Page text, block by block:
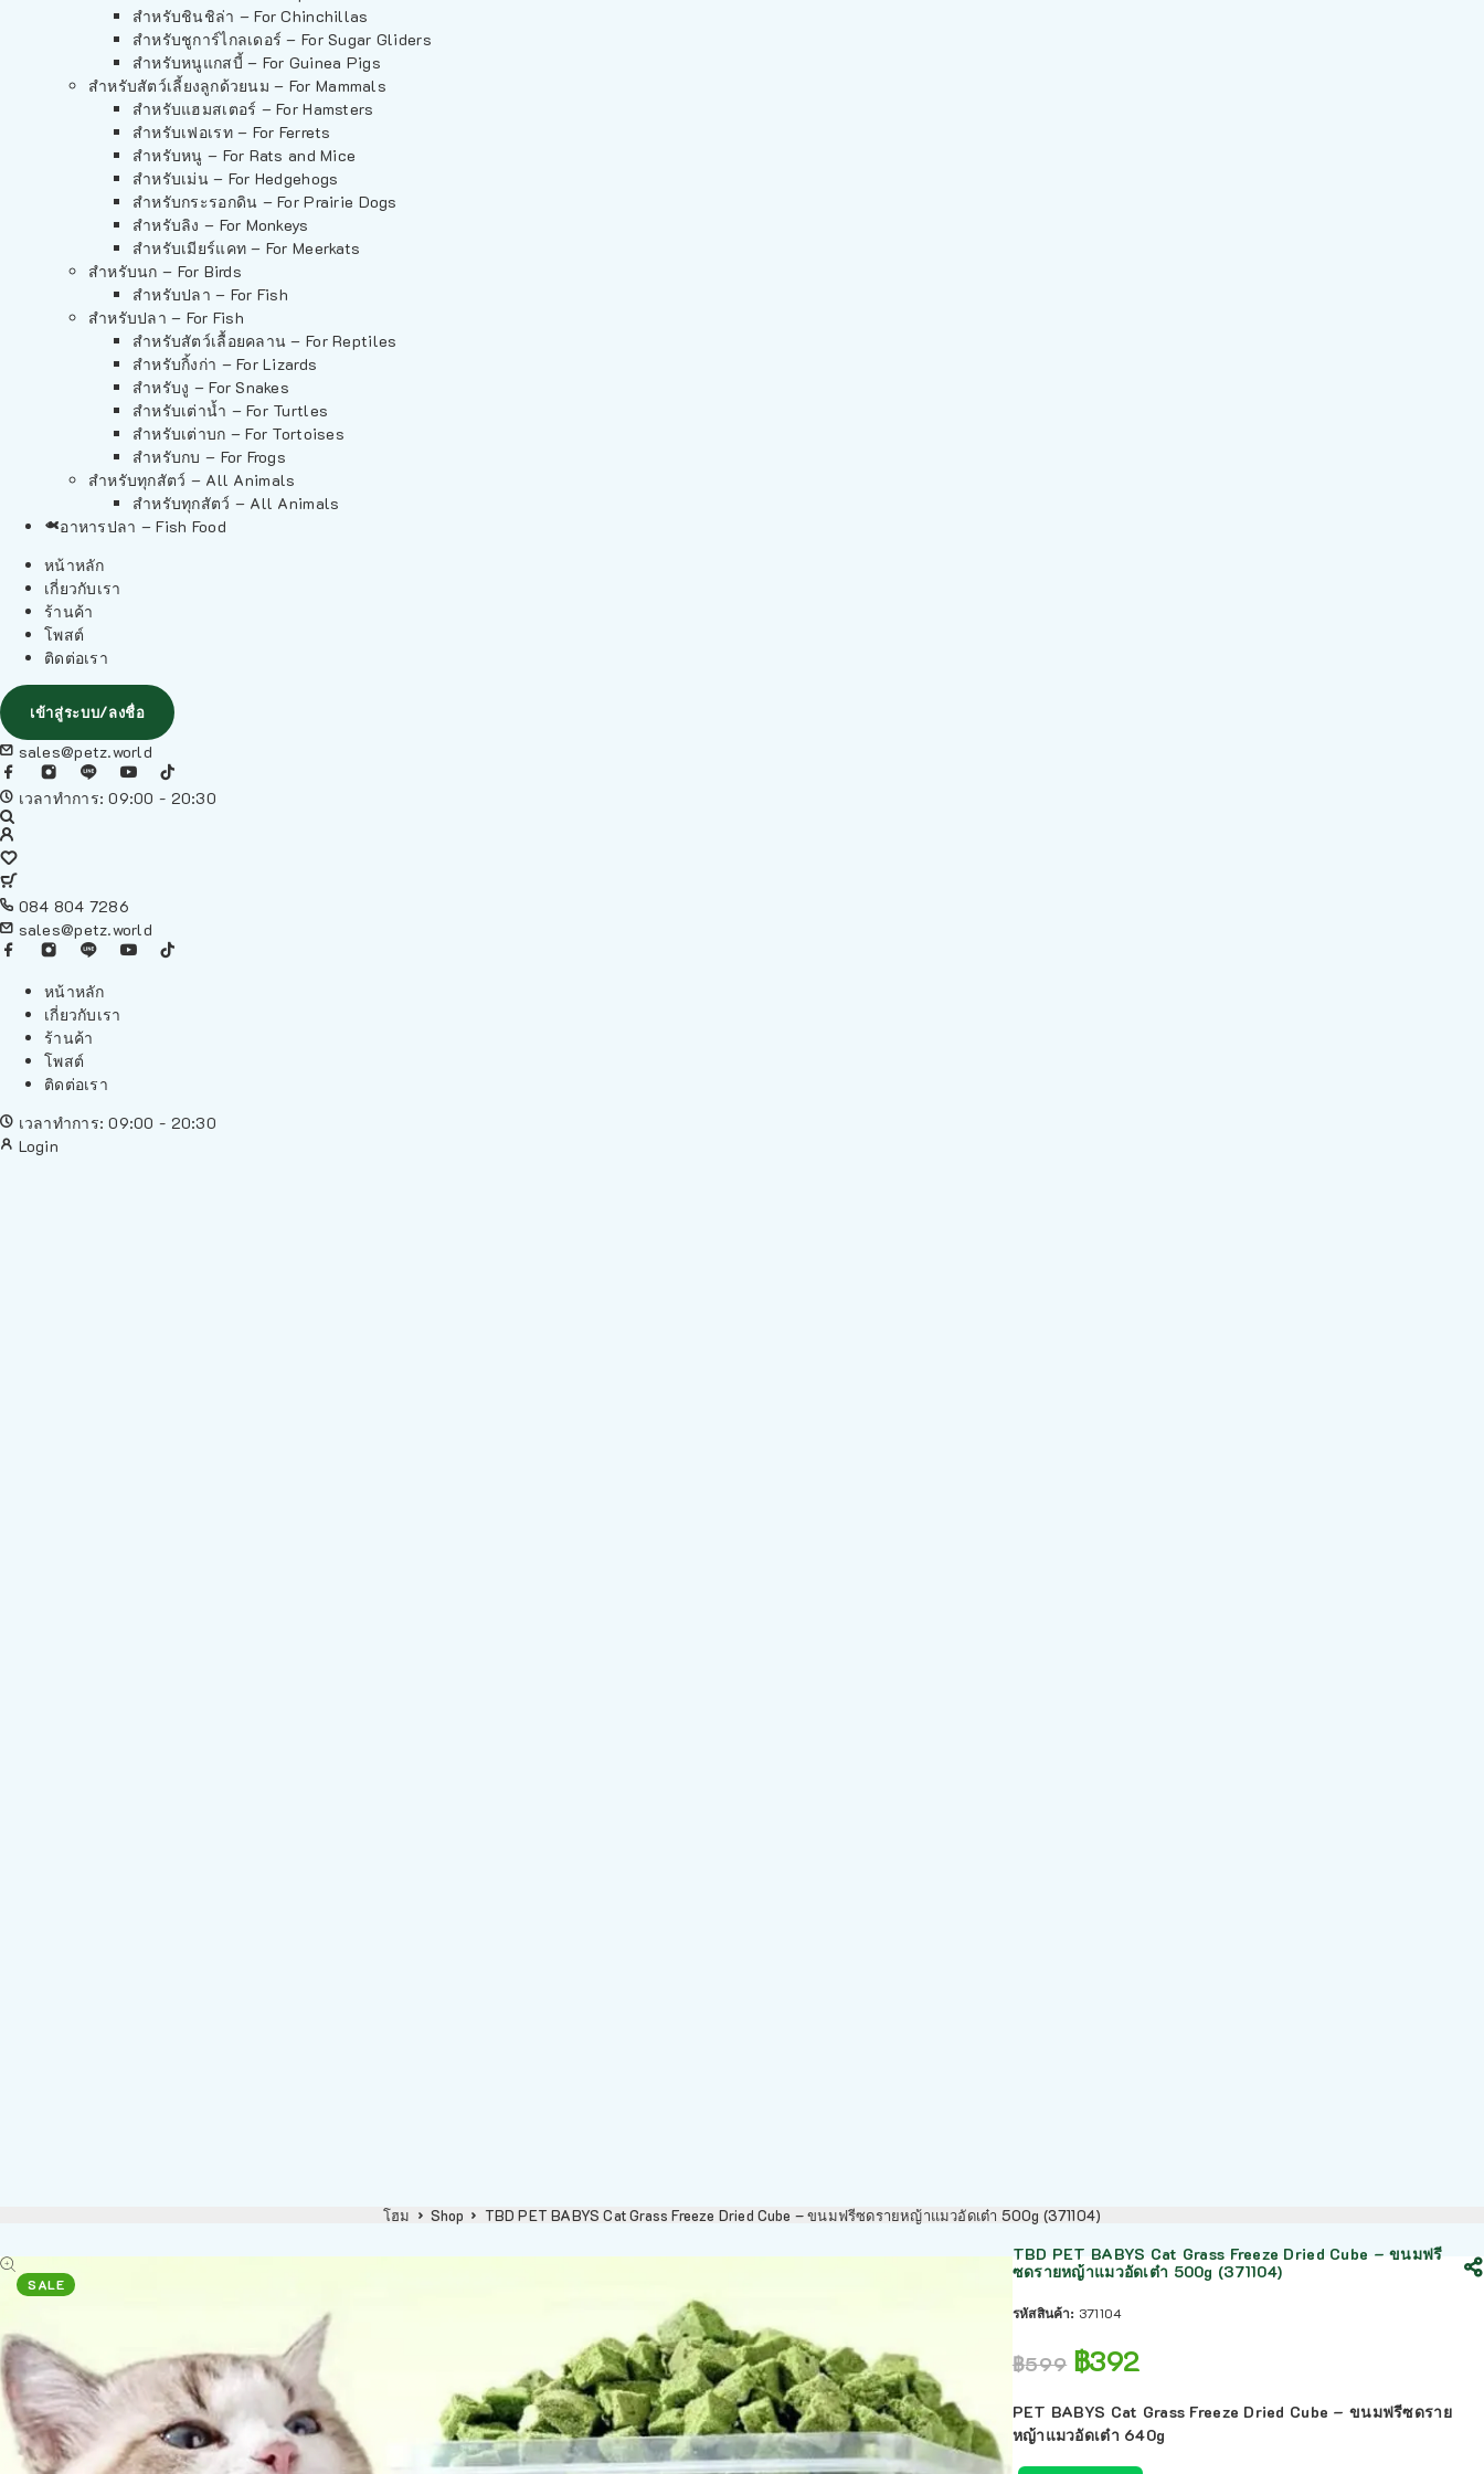
สำหรับชินชิล่า – For Chinchillas
สำหรับชูการ์ไกลเดอร์ – For Sugar Gliders
สำหรับหนูแกสบี้ – For Guinea Pigs
สำหรับสัตว์เลี้ยงลูกด้วยนม – For Mammals
สำหรับแฮมสเตอร์ – For Hamsters
สำหรับเฟอเรท – For Ferrets
สำหรับหนู – For Rats and Mice
สำหรับเม่น – For Hedgehogs
สำหรับกระรอกดิน – For Prairie Dogs
สำหรับลิง – For Monkeys
สำหรับเมียร์แคท – For Meerkats
สำหรับนก – For Birds
สำหรับปลา – For Fish
สำหรับปลา – For Fish
สำหรับสัตว์เลื้อยคลาน – For Reptiles
สำหรับกิ้งก่า – For Lizards
สำหรับงู – For Snakes
สำหรับเต่าน้ำ – For Turtles
สำหรับเต่าบก – For Tortoises
สำหรับกบ – For Frogs
สำหรับทุกสัตว์ – All Animals
สำหรับทุกสัตว์ – All Animals
อาหารปลา – Fish Food
หน้าหลัก
เกี่ยวกับเรา
ร้านค้า
โพสต์
ติดต่อเรา
เข้าสู่ระบบ/ลงชื่อ
sales@petz.world
เวลาทำการ: 09:00 - 20:30
084 804 7286
sales@petz.world
หน้าหลัก
เกี่ยวกับเรา
ร้านค้า
โพสต์
ติดต่อเรา
เวลาทำการ: 09:00 - 20:30
Login
โฮม Shop TBD PET BABYS Cat Grass Freeze Dried Cube – ขนมฟรีซดรายหญ้าแมวอัดเต๋า 500g (371104)
SALE
TBD PET BABYS Cat Grass Freeze Dried Cube – ขนมฟรี
ซดรายหญ้าแมวอัดเต๋า 500g (371104)
รหัสสินค้า: 371104
฿599 ฿392
PET BABYS Cat Grass Freeze Dried Cube – ขนมฟรีซดราย
หญ้าแมวอัดเต๋า 640g